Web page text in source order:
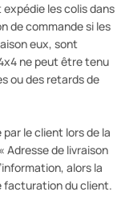
les colis dans
de commande si les
eux, sont
ne peut être tenu
ou des retards de
par le client lors de la
Adresse de livraison
alors la
facturation du client.